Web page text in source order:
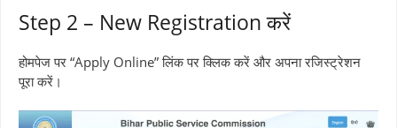
Step 2 – New Registration करें
होमपेज पर “Apply Online” लिंक पर क्लिक करें और अपना रजिस्ट्रेशन
पूरा करें।